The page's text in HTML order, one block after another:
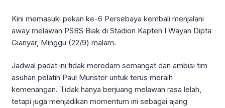
Kini memasuki pekan ke-6 Persebaya kembali menjalani
away melawan PSBS Biak di Stadion Kapten I Wayan Dipta
Gianyar, Minggu (22/9) malam.
Jadwal padat ini tidak meredam semangat dan ambisi tim
asuhan pelatih Paul Munster untuk terus meraih
kemenangan. Tidak hanya berjuang melawan rasa lelah,
tetapi juga menjadikan momentum ini sebagai ajang